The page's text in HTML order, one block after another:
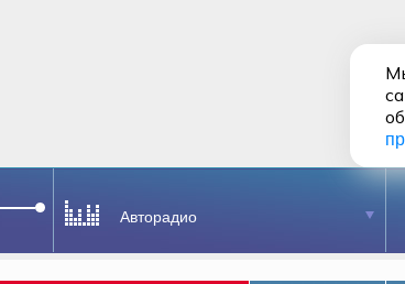
Авторадио